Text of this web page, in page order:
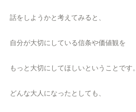
話をしようかと考えてみると、
自分が大切にしている信条や価値観を
もっと大切にしてほしいということです。
どんな大人になったとしても、